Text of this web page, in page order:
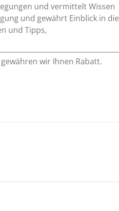
und vermittelt Wissen
und gewährt Einblick in die
und Tipps,
wir Ihnen Rabatt.